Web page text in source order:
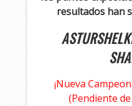
resultados han
¡Nueva
(Pendiente